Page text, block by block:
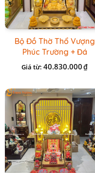
Bộ Đồ Thờ Thổ Vượng
Phúc Trường + Đá
Onix Vàng
Giá từ: 40.830.000₫